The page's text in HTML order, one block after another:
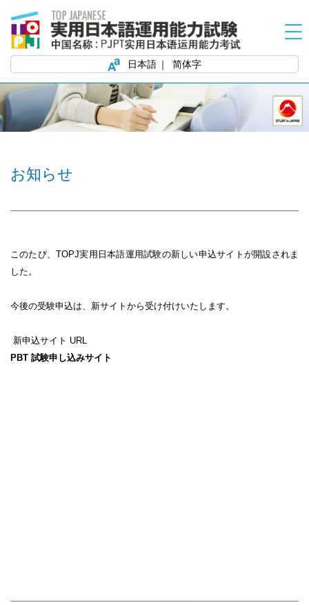
日本語 简体字
お知らせ
このたび、TOPJ実用日本語運用試験の新しい申込サイト が開設されま
した。
今後の受験申込は、新サイトから受け付けいたします。
新申込サイト URL
PBT 試験申し込みサイト